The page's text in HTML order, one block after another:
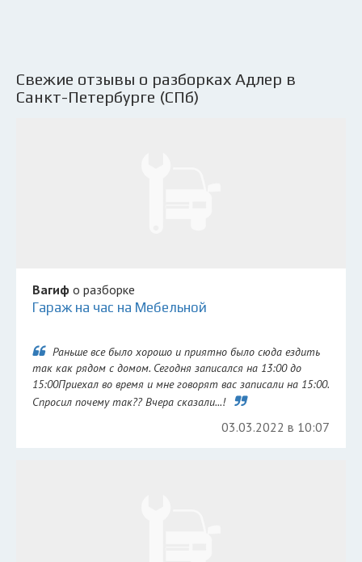
Свежие отзывы о разборках Адлер в
Санкт-Петербурге (СПб)
Вагиф о разборке
Гараж на час на Мебельной
Раньше все было хорошо и приятно было сюда ездить
так как рядом с домом. Сегодня записался на 13:00 до
15:00Приехал во время и мне говорят вас записали на 15:00.
Спросил почему так?? Вчера сказали...!
03.03.2022 в 10:07